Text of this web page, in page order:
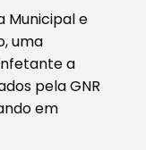
Municipal e
uma
a
pela GNR
em